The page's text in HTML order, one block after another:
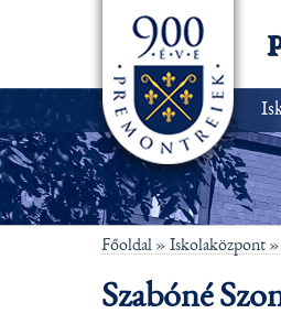
Főoldal » Iskolaközpont »
Szabóné